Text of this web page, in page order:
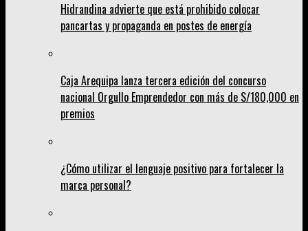
Hidrandina advierte que está prohibido colocar
pancartas y propaganda en postes de energía
Caja Arequipa lanza tercera edición del concurso
nacional Orgullo Emprendedor con más de S/180,000 en
premios
¿Cómo utilizar el lenguaje positivo para fortalecer la
marca personal?